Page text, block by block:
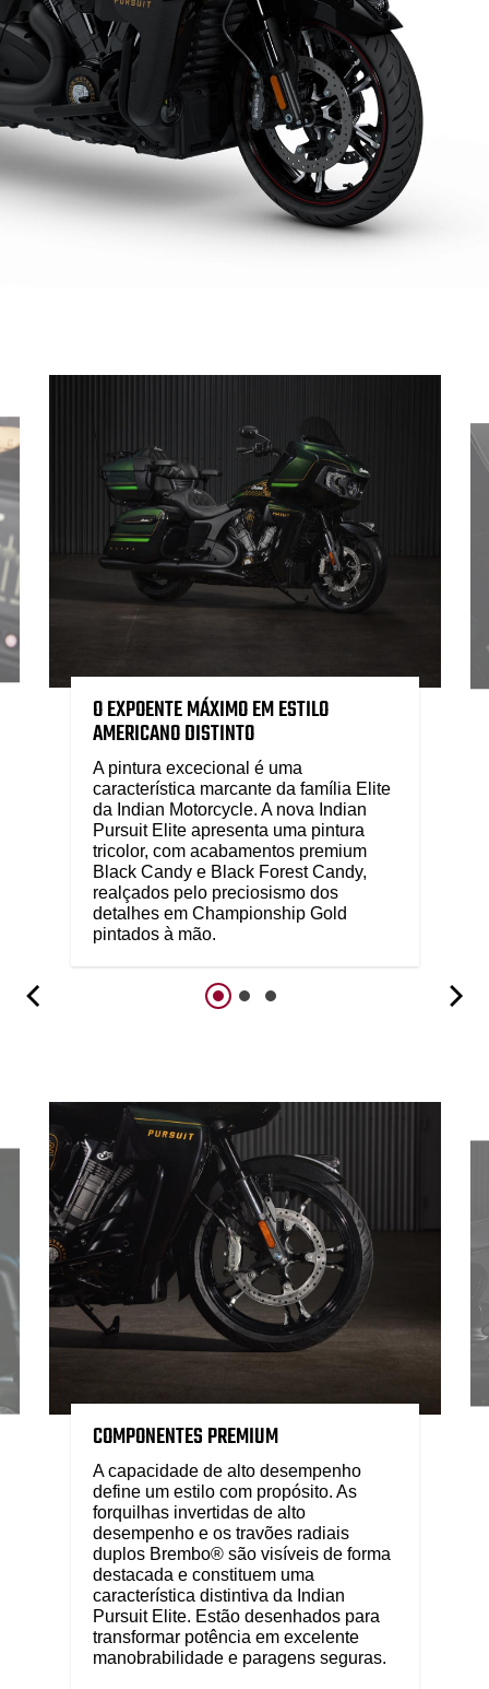
O EXPOENTE MÁXIMO EM ESTILO
AMERICANO DISTINTO
A pintura excecional é uma
característica marcante da família Elite
da Indian Motorcycle. A nova Indian
Pursuit Elite apresenta uma pintura
tricolor, com acabamentos premium
Black Candy e Black Forest Candy,
realçados pelo preciosismo dos
detalhes em Championship Gold
pintados à mão.
COMPONENTES PREMIUM
A capacidade de alto desempenho
define um estilo com propósito. As
forquilhas invertidas de alto
desempenho e os travões radiais
duplos Brembo® são visíveis de forma
destacada e constituem uma
característica distintiva da Indian
Pursuit Elite. Estão desenhados para
transformar potência em excelente
manobrabilidade e paragens seguras.